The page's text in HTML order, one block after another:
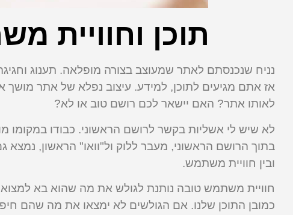
תוכן וחוויית
אז אתם מגיעים לתוכן, למידע. עיצוב נפלא של אתר מושך
לאותו אתר? האם יישאר לכם רושם טוב או לא?
לא שיש לי אשליות בקשר לרושם הראשוני. כבודו במקומו
בתוך הרושם הראשוני, מעבר ללוק ול"וואו" הראשון, נמצא
ובין חוויית משתמש.
חוויית משתמש טובה נותנת לגולש את מה שהוא בא
כמובן התוכן שלנו. אם הגולשים לא ימצאו את מה שהם